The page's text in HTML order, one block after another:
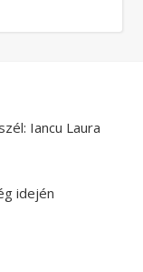
Iancu Laura
idején